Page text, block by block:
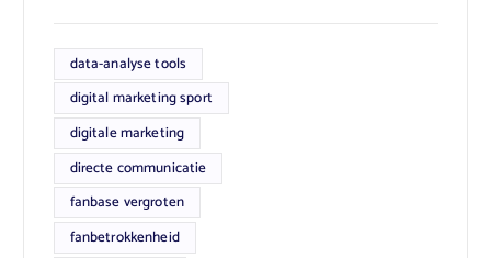
data-analyse tools
digital marketing sport
digitale marketing
directe communicatie
fanbase vergroten
fanbetrokkenheid